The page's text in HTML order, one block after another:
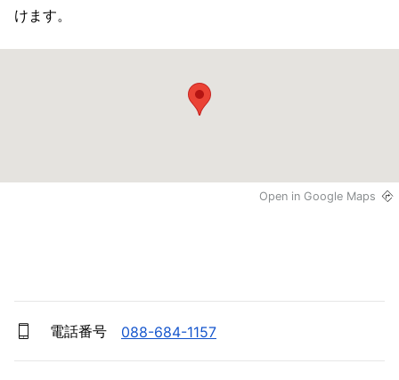
けます。
Open in Google Maps
電話番号 088-684-1157